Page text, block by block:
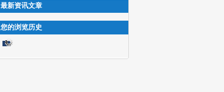
最新资讯文章
您的浏览历史